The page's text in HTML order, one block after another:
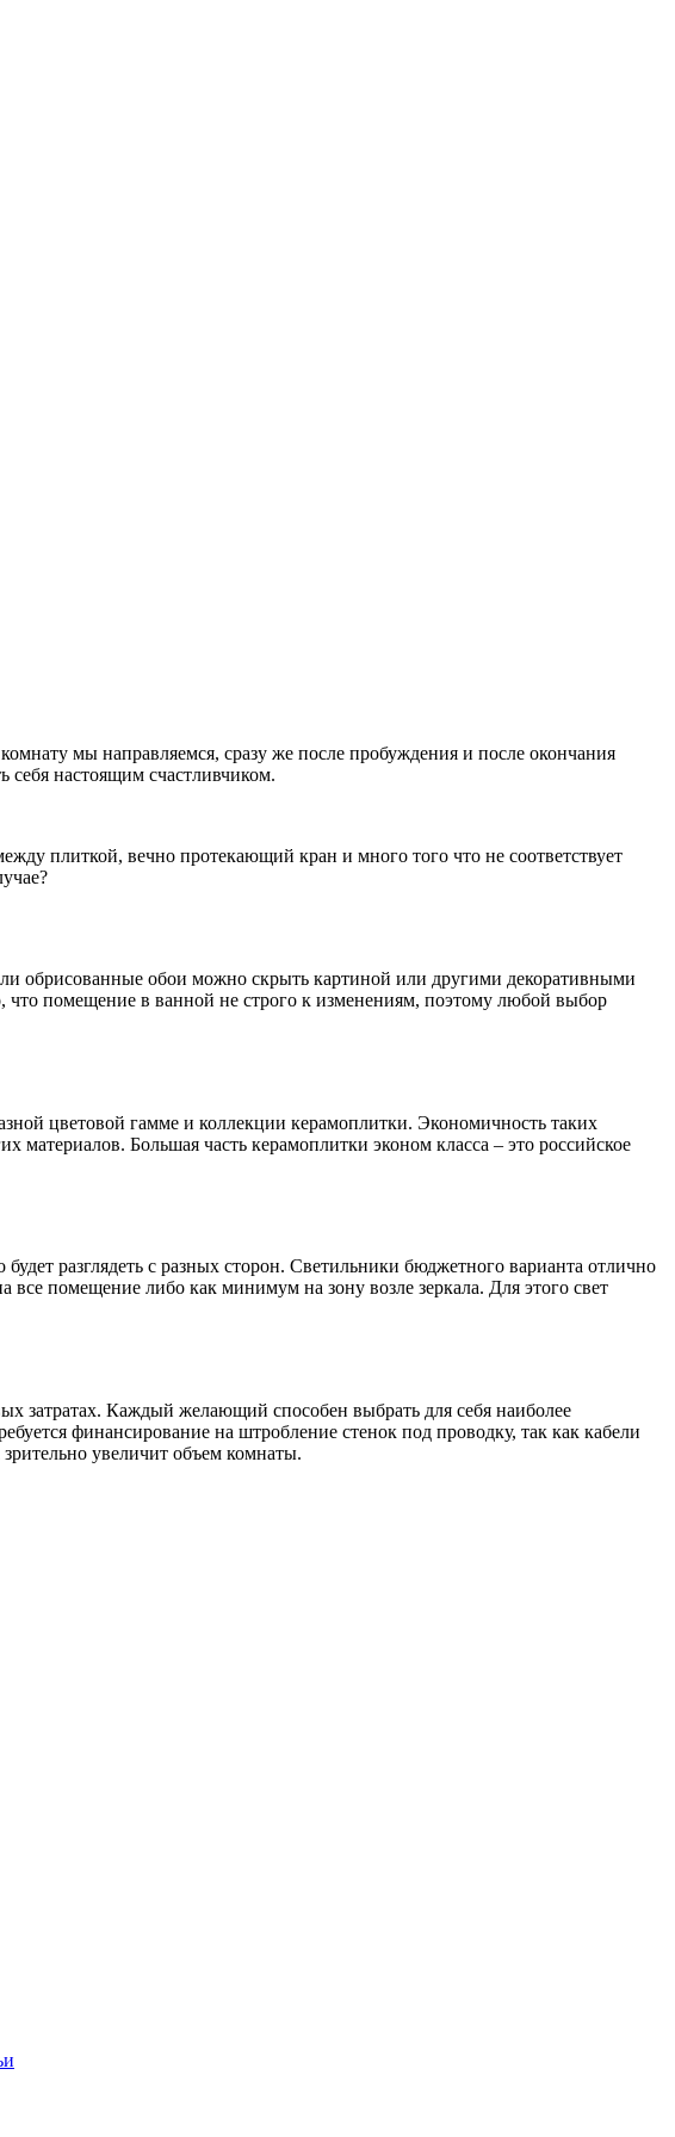
мы направляемся, сразу же после пробуждения и после окончания
себя настоящим счастливчиком.
плиткой, вечно протекающий кран и много того что не соответствует
обрисованные обои можно скрыть картиной или другими декоративными
помещение в ванной не строго к изменениям, поэтому любой выбор
цветовой гамме и коллекции керамоплитки. Экономичность таких
материалов. Большая часть керамоплитки эконом класса – это российское
разглядеть с разных сторон. Светильники бюджетного варианта отлично
помещение либо как минимум на зону возле зеркала. Для этого свет
затратах. Каждый желающий способен выбрать для себя наиболее
финансирование на штробление стенок под проводку, так как кабели
увеличит объем комнаты.